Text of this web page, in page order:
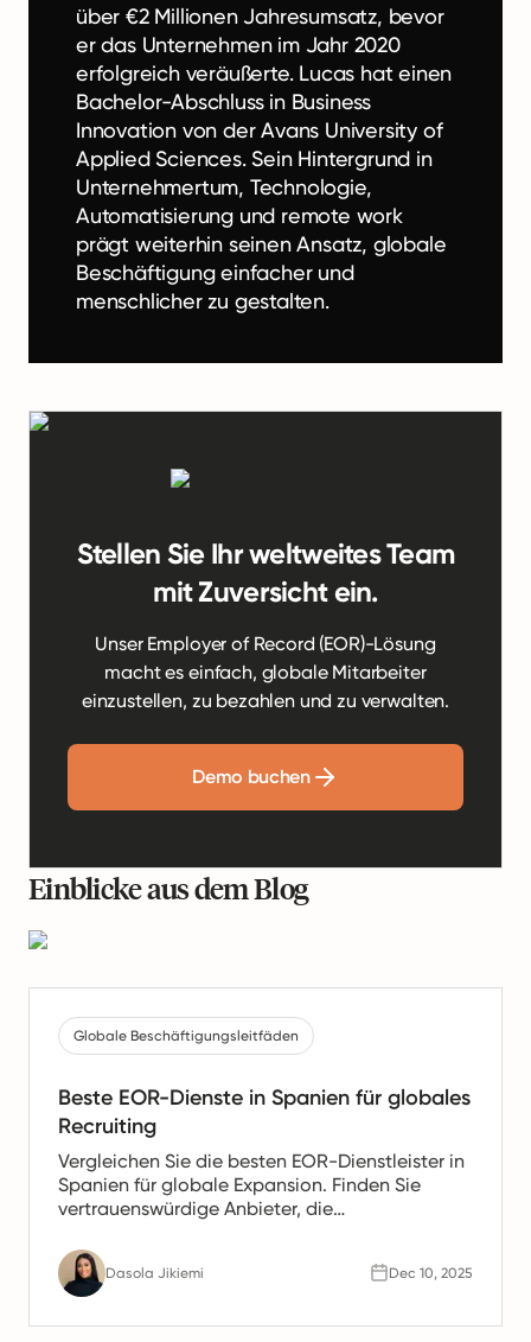
über €2 Millionen Jahresumsatz, bevor
er das Unternehmen im Jahr 2020
erfolgreich veräußerte. Lucas hat einen
Bachelor-Abschluss in Business
Innovation von der Avans University of
Applied Sciences. Sein Hintergrund in
Unternehmertum, Technologie,
Automatisierung und remote work
prägt weiterhin seinen Ansatz, globale
Beschäftigung einfacher und
menschlicher zu gestalten.
Stellen Sie Ihr weltweites Team
mit Zuversicht ein.
Unser Employer of Record (EOR)-Lösung
macht es einfach, globale Mitarbeiter
einzustellen, zu bezahlen und zu verwalten.
Demo buchen
Einblicke aus dem Blog
Globale Beschäftigungsleitfäden
Beste EOR-Dienste in Spanien für globales
Recruiting
Vergleichen Sie die besten EOR-Dienstleister in
Spanien für globale Expansion. Finden Sie
vertrauenswürdige Anbieter, die
Unterstützung für spanische Teams anbieten.
Dasola Jikiemi Dec 10, 2025